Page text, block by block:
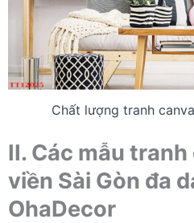
Chất lượng tranh
II. Các mẫu
viền Sài Gòn đa
OhaDecor